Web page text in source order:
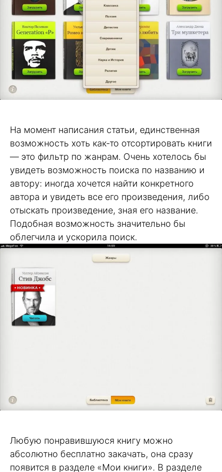
На момент написания статьи, единственная
возможность хоть как-то отсортировать книги
— это фильтр по жанрам. Очень хотелось бы
увидеть возможность поиска по названию и
автору: иногда хочется найти конкретного
автора и увидеть все его произведения, либо
отыскать произведение, зная его название.
Подобная возможность значительно бы
облегчила и ускорила поиск.
Любую понравившуюся книгу можно
абсолютно бесплатно закачать, она сразу
появится в разделе «Мои книги». В разделе